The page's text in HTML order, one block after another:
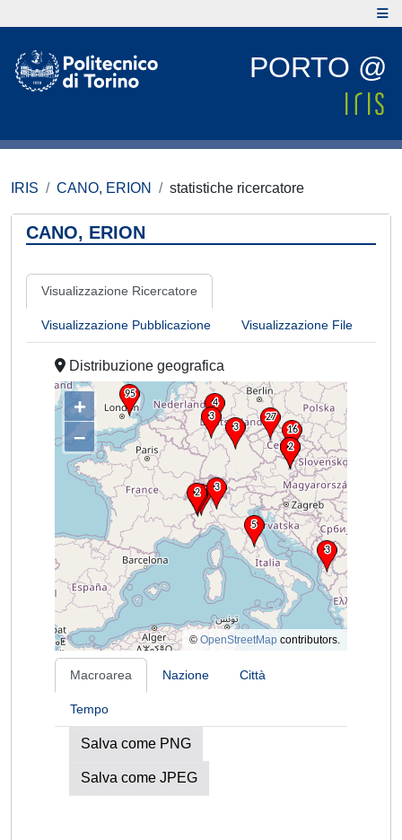
PORTO @
IRIS CANO, ERION statistiche ricercatore
CANO, ERION
Visualizzazione Ricercatore
Visualizzazione Pubblicazione Visualizzazione File
Distribuzione geografica
+
–
© OpenStreetMap contributors.
Macroarea Nazione Città
Tempo
Salva come PNG
Salva come JPEG